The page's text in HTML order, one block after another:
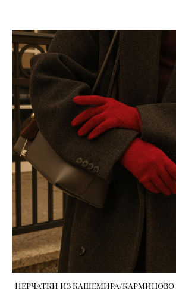
Перчатки из кашемира/